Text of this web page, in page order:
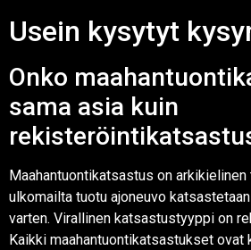
Usein kysytyt
Onko
sama asia kuin
Maahantuontikatsastus on
ulkomailta tuotu ajoneuvo
varten. Virallinen katsastustyyppi on
Kaikki maahantuontikatsastukset ovat